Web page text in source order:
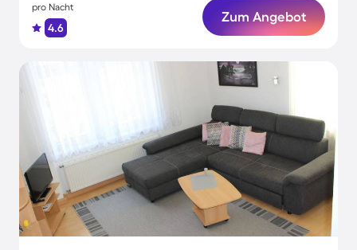
pro Nacht
4.6
Zum Angebot